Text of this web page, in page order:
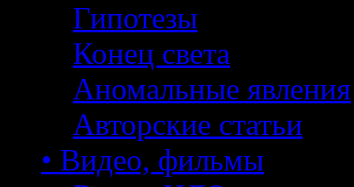
Гипотезы
Конец света
Аномальные явления
Авторские статьи
• Видео, фильмы